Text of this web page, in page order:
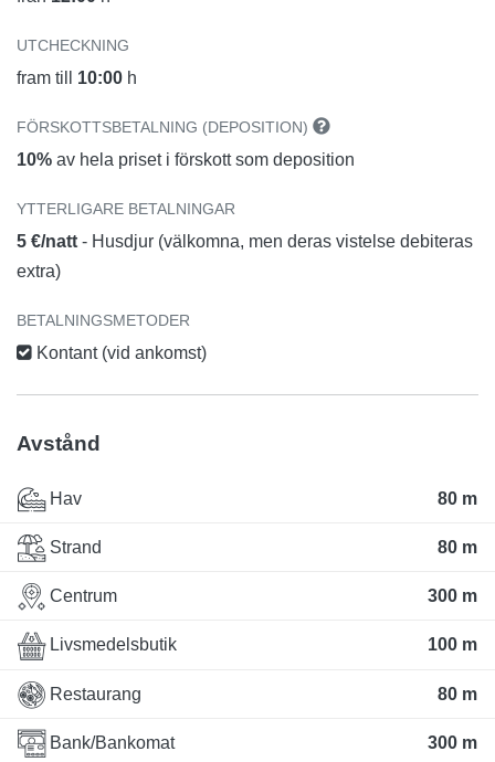
UTCHECKNING
fram till 10:00 h
FÖRSKOTTSBETALNING (DEPOSITION)
10% av hela priset i förskott som deposition
YTTERLIGARE BETALNINGAR
5 €/natt - Husdjur (välkomna, men deras vistelse debiteras
extra)
BETALNINGSMETODER
Kontant (vid ankomst)
Avstånd
Hav 80 m
Strand 80 m
Centrum 300 m
Livsmedelsbutik 100 m
Restaurang 80 m
Bank/Bankomat 300 m